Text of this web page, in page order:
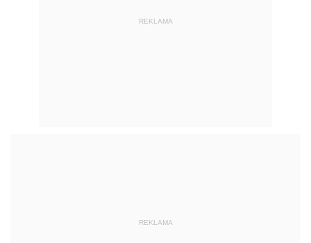
REKLAMA
REKLAMA